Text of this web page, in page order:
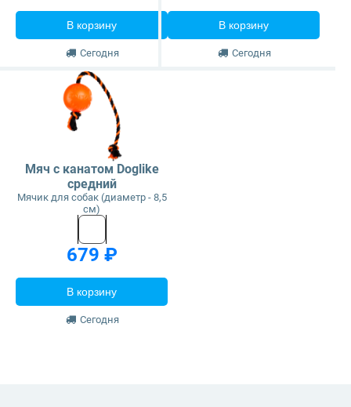
В корзину
Сегодня
В корзину
Сегодня
Мяч с канатом Doglike
средний
Мячик для собак (диаметр - 8,5
см)
679 ₽
В корзину
Сегодня